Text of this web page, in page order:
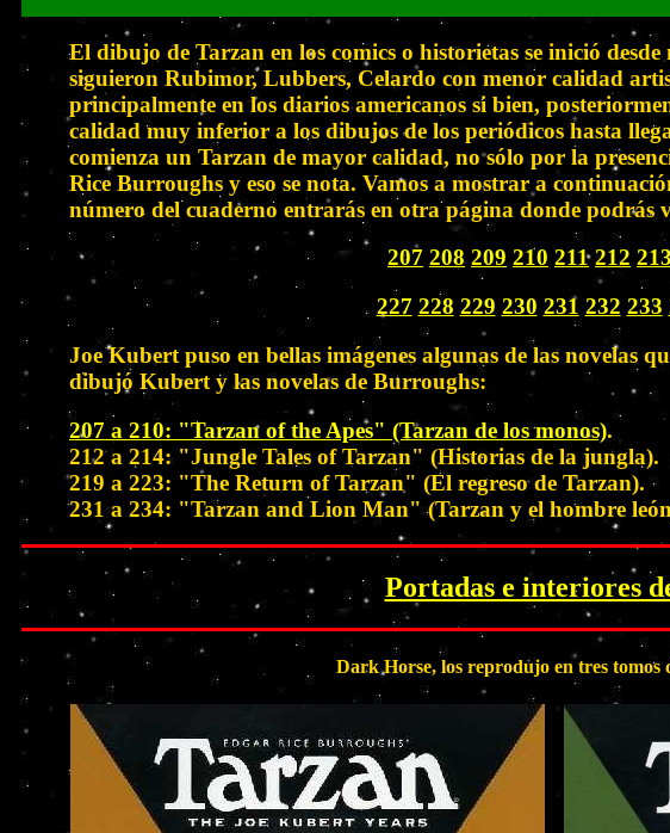
El dibujo de Tarzan en los comics o historietas se inició
siguieron Rubimor, Lubbers, Celardo con menor calidad
principalmente en los diarios americanos si bien,
calidad muy inferior a los dibujos de los periódicos hasta
comienza un Tarzan de mayor calidad, no sólo por la
Rice Burroughs y eso se nota. Vamos a mostrar a
número del cuaderno entrarás en otra página donde podrás
207 208 209 210 211 212 213
227 228 229 230 231 232 233
Joe Kubert puso en bellas imágenes algunas de las novelas
dibujó Kubert y las novelas de Burroughs:
207 a 210: "Tarzan of the Apes" (Tarzan de los monos).
212 a 214: "Jungle Tales of Tarzan" (Historias de la jungla).
219 a 223: "The Return of Tarzan" (El regreso de Tarzan).
231 a 234: "Tarzan and Lion Man" (Tarzan y el hombre
Portadas e interiores
Dark Horse, los reprodujo en tres tomos